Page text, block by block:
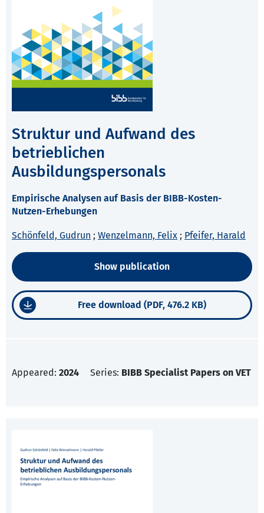
Struktur und Aufwand des
betrieblichen
Ausbildungspersonals
Empirische Analysen auf Basis der BIBB-Kosten-
Nutzen-Erhebungen
Schönfeld, Gudrun ; Wenzelmann, Felix ; Pfeifer, Harald
Show publication
Free download (PDF, 476.2 KB)
Appeared: 2024 Series: BIBB Specialist Papers on VET